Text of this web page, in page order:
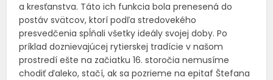
a kresťanstva. Táto ich funkcia bola prenesená do
postáv svätcov, ktorí podľa stredovekého
presvedčenia spĺňali všetky ideály svojej doby. Po
príklad doznievajúcej rytierskej tradície v našom
prostredí ešte na začiatku 16. storočia nemusíme
chodiť ďaleko, stačí, ak sa pozrieme na epitaf Štefana